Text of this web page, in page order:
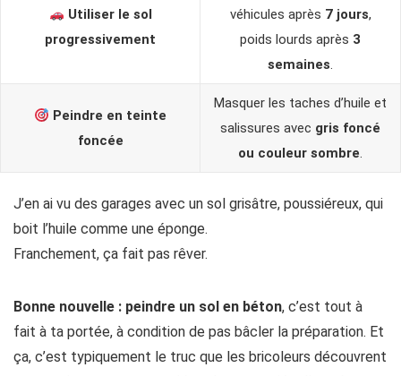
Utiliser le sol
progressivement
véhicules après 7 jours,
poids lourds après 3
semaines.
Peindre en teinte
foncée
Masquer les taches d’huile et
salissures avec gris foncé
ou couleur sombre.
J’en ai vu des garages avec un sol grisâtre, poussiéreux, qui
boit l’huile comme une éponge.
Franchement, ça fait pas rêver.
Bonne nouvelle : peindre un sol en béton, c’est tout à
fait à ta portée, à condition de pas bâcler la préparation. Et
ça, c’est typiquement le truc que les bricoleurs découvrent